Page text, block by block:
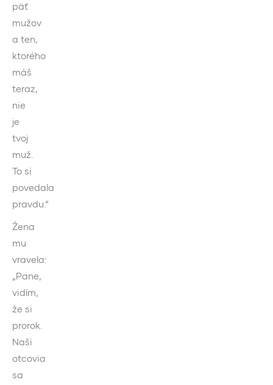
päť
mužov
a ten,
ktorého
máš
teraz,
nie
je
tvoj
muž.
To si
povedala
pravdu.“
Žena
mu
vravela:
„Pane,
vidím,
že si
prorok.
Naši
otcovia
sa